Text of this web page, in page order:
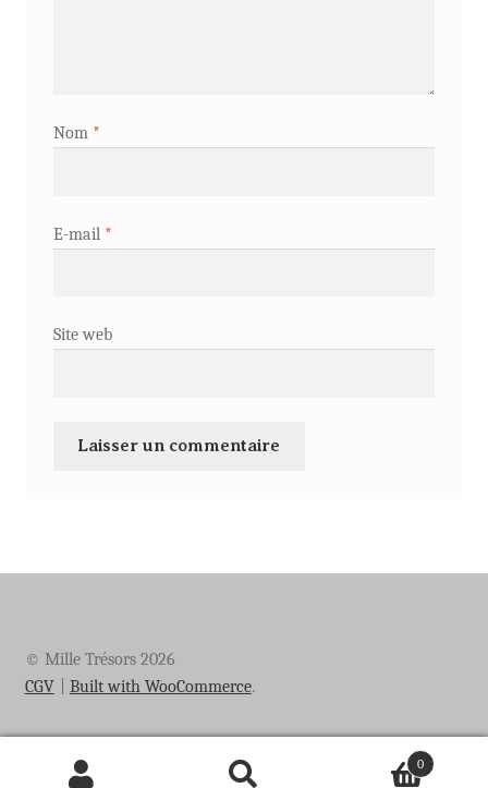
Nom *
E-mail *
Site web
© Mille Trésors 2026
CGV
Built with WooCommerce.
0